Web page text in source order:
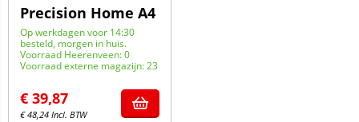
Precision Home A4
Op werkdagen voor 14:30
besteld, morgen in huis.
Voorraad Heerenveen: 0
Voorraad externe magazijn: 23
€ 39,87
€48,24 Incl. BTW